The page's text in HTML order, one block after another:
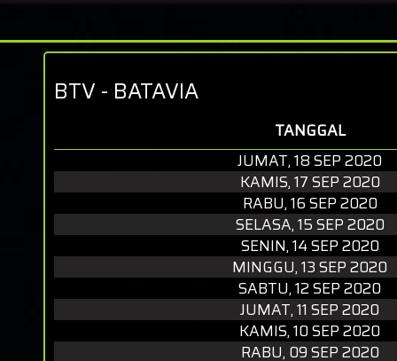
BTV - BATAVIA
TANGGAL
JUMAT, 18 SEP 2020
KAMIS, 17 SEP 2020
RABU, 16 SEP 2020
SELASA, 15 SEP 2020
SENIN, 14 SEP 2020
MINGGU, 13 SEP 2020
SABTU, 12 SEP 2020
JUMAT, 11 SEP 2020
KAMIS, 10 SEP 2020
RABU, 09 SEP 2020